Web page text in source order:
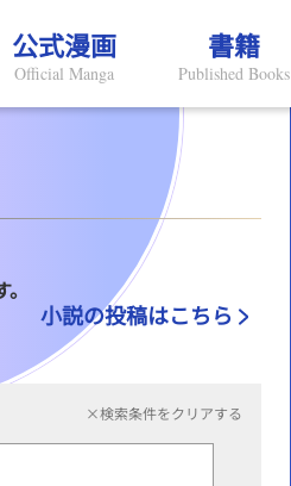
公式漫画
Official Manga
書籍
Published Books
小説の投稿はこちら
×検索条件をクリアする